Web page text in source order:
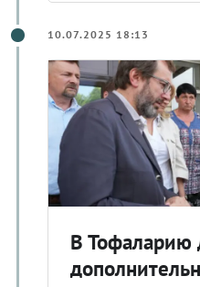
10.07.2025 18:13
В Тофаларию